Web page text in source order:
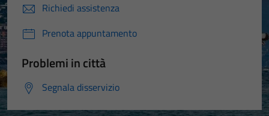
Richiedi assistenza
Prenota appuntamento
Problemi in città
Segnala disservizio